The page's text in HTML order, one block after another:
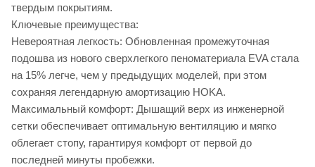
твердым покрытиям.
Ключевые преимущества:
Невероятная легкость: Обновленная промежуточная
подошва из нового сверхлегкого пеноматериала EVA стала
на 15% легче, чем у предыдущих моделей, при этом
сохраняя легендарную амортизацию HOKA.
Максимальный комфорт: Дышащий верх из инженерной
сетки обеспечивает оптимальную вентиляцию и мягко
облегает стопу, гарантируя комфорт от первой до
последней минуты пробежки.